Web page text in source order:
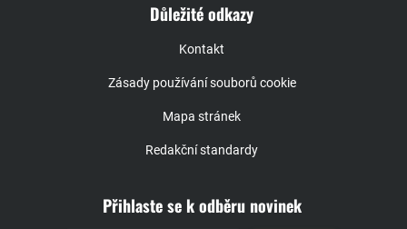
Důležité odkazy
Kontakt
Zásady používání souborů cookie
Mapa stránek
Redakční standardy
Přihlaste se k odběru novinek